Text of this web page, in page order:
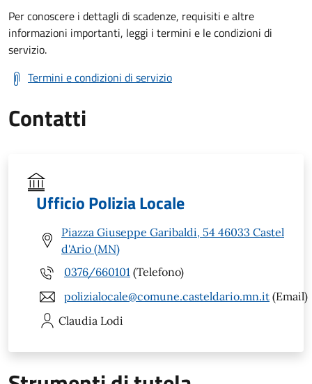
Per conoscere i dettagli di scadenze, requisiti e altre
informazioni importanti, leggi i termini e le condizioni di
servizio.
Termini e condizioni di servizio
Contatti
Ufficio Polizia Locale
Piazza Giuseppe Garibaldi, 54 46033 Castel
d'Ario (MN)
0376/660101 (Telefono)
polizialocale@comune.casteldario.mn.it (Email)
Claudia Lodi